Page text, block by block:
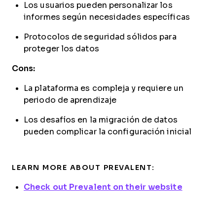
Los usuarios pueden personalizar los
informes según necesidades específicas
Protocolos de seguridad sólidos para
proteger los datos
Cons:
La plataforma es compleja y requiere un
periodo de aprendizaje
Los desafíos en la migración de datos
pueden complicar la configuración inicial
LEARN MORE ABOUT PREVALENT:
Check out Prevalent on their website